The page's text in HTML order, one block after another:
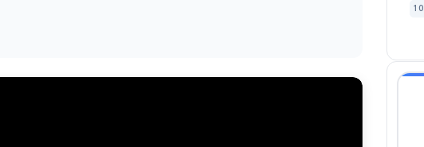
10